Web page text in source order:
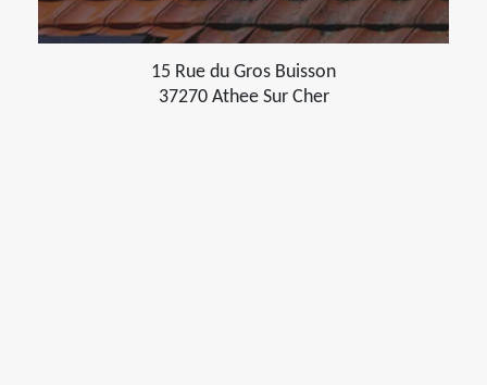
15 Rue du Gros Buisson
37270 Athee Sur Cher